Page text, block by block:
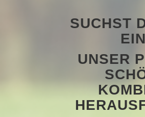
SUCHST
UNSER